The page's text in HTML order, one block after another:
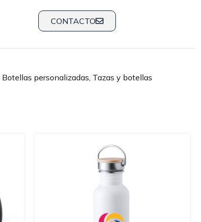
CONTACTO
Botellas personalizadas, Tazas y botellas